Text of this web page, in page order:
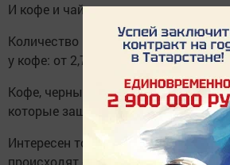
И кофе и чай содержат
Количество кофеина в черном чае
у кофе: от 2,7 до 4,1% от 1,13 до 2,3%.
Кофе, черный чай и зеленый чай
которые защищают от рака и
Интересен тот факт, что зеленый и
происходят от одного растения, но